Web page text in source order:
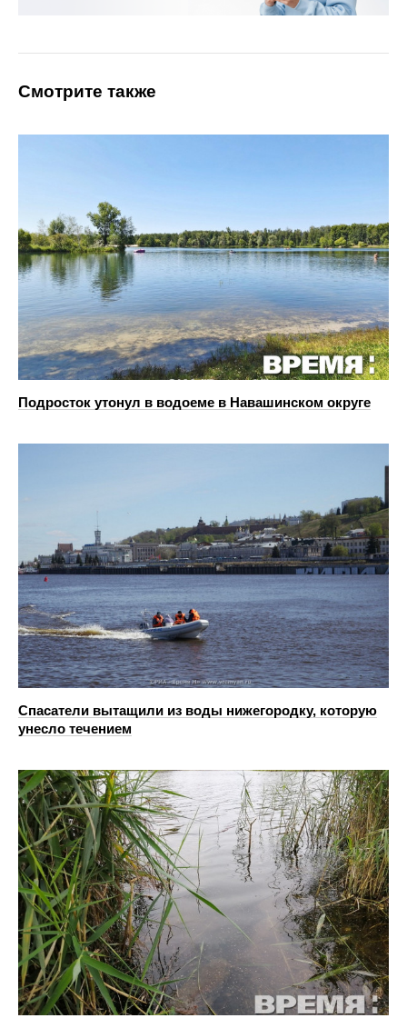
Смотрите также
Подросток утонул в водоеме в Навашинском округе
Спасатели вытащили из воды нижегородку, которую
унесло течением